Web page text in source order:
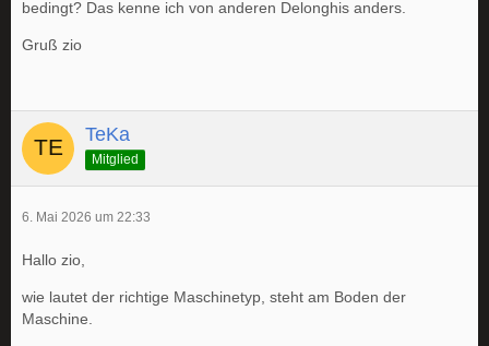
bedingt? Das kenne ich von anderen Delonghis anders.
Gruß zio
TeKa
Mitglied
6. Mai 2026 um 22:33
Hallo zio,
wie lautet der richtige Maschinetyp, steht am Boden der
Maschine.